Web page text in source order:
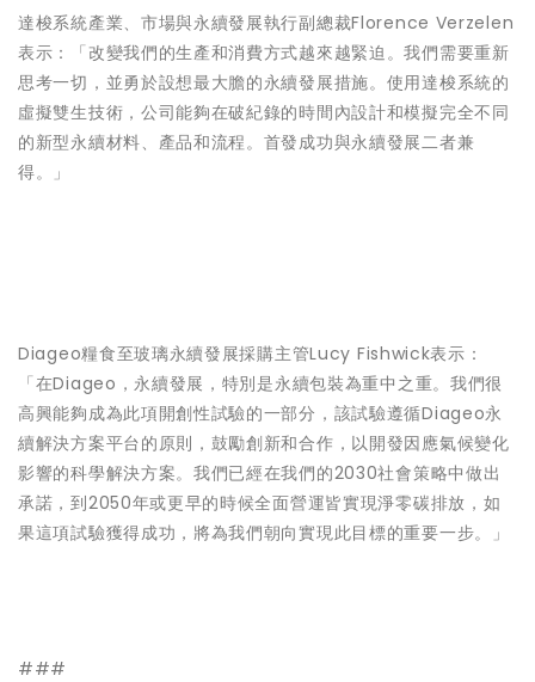
達梭系統產業、市場與永續發展執行副總裁Florence Verzelen
表示：「改變我們的生產和消費方式越來越緊迫。我們需要重新
思考一切，並勇於設想最大膽的永續發展措施。使用達梭系統的
虛擬雙生技術，公司能夠在破紀錄的時間內設計和模擬完全不同
的新型永續材料、產品和流程。首發成功與永續發展二者兼
得。」
Diageo糧食至玻璃永續發展採購主管Lucy Fishwick表示：
「在Diageo，永續發展，特別是永續包裝為重中之重。我們很
高興能夠成為此項開創性試驗的一部分，該試驗遵循Diageo永
續解決方案平台的原則，鼓勵創新和合作，以開發因應氣候變化
影響的科學解決方案。我們已經在我們的2030社會策略中做出
承諾，到2050年或更早的時候全面營運皆實現淨零碳排放，如
果這項試驗獲得成功，將為我們朝向實現此目標的重要一步。」
###